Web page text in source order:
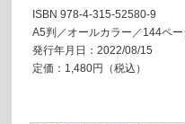
ISBN 978-4-315-52580-9
A5判／オールカラー／144ペー
発行年月日：2022/08/15
定価：1,480円（税込）